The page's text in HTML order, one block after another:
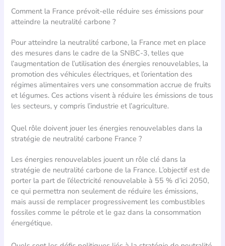
Comment la France prévoit-elle réduire ses émissions pour
atteindre la neutralité carbone ?
Pour atteindre la neutralité carbone, la France met en place
des mesures dans le cadre de la SNBC-3, telles que
l’augmentation de l’utilisation des énergies renouvelables, la
promotion des véhicules électriques, et l’orientation des
régimes alimentaires vers une consommation accrue de fruits
et légumes. Ces actions visent à réduire les émissions de tous
les secteurs, y compris l’industrie et l’agriculture.
Quel rôle doivent jouer les énergies renouvelables dans la
stratégie de neutralité carbone France ?
Les énergies renouvelables jouent un rôle clé dans la
stratégie de neutralité carbone de la France. L’objectif est de
porter la part de l’électricité renouvelable à 55 % d’ici 2050,
ce qui permettra non seulement de réduire les émissions,
mais aussi de remplacer progressivement les combustibles
fossiles comme le pétrole et le gaz dans la consommation
énergétique.